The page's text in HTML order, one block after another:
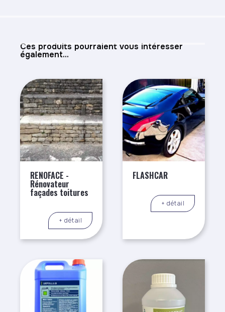
Ces produits pourraient vous intéresser
également...
RENOFACE -
Rénovateur
façades toitures
+ détail
FLASHCAR
+ détail